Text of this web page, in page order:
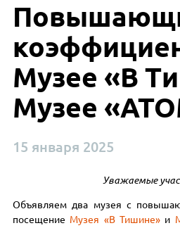
Музее «В
Музее
15 января 2025
Уважаемые
Объявляем два музея с
посещение Музея «В Тишине»и